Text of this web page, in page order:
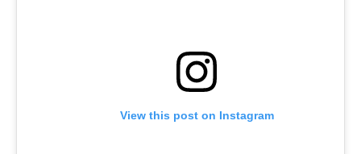
View this post on Instagram